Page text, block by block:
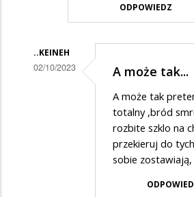
ODPOWIEDZ
..KEINEH
02/10/2023 A może tak...
A może tak
totalny ,bród
rozbite szklo na
przekieruj do
sobie zostawiają,